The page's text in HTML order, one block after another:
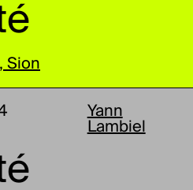
Sion
Yann
Lambiel